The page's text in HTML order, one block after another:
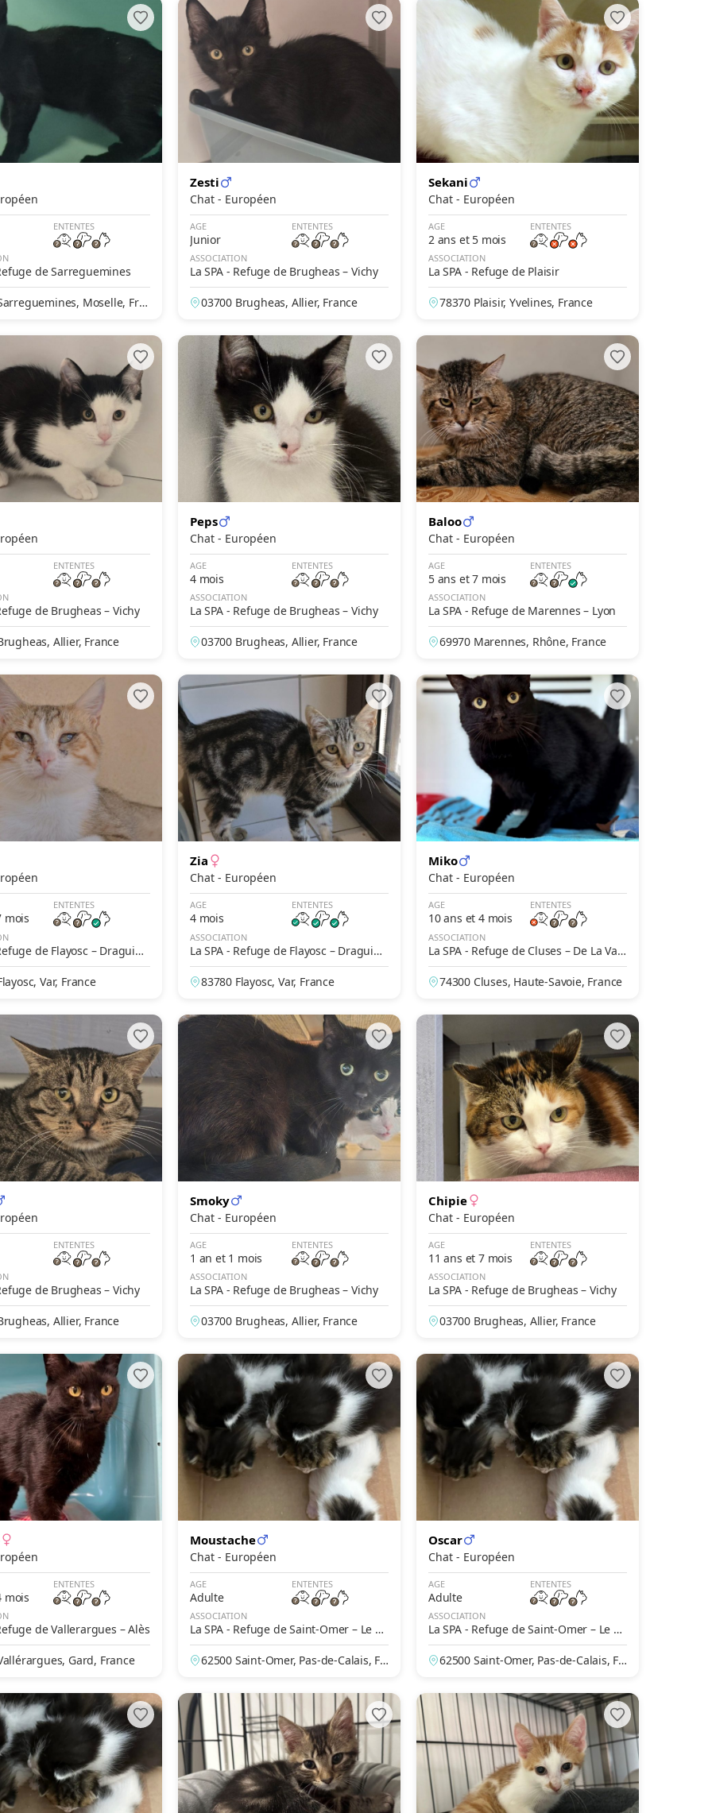
Européen
ENTENTES
de Sarreguemines
Moselle, Fra
Zesti
Chat - Européen
AGE
Junior
ENTENTES
ASSOCIATION
La SPA - Refuge de Brugheas – Vichy
03700 Brugheas, Allier, France
Sekani
Chat - Européen
AGE
2 ans et 5 mois
ENTENTES
ASSOCIATION
La SPA - Refuge de Plaisir
78370 Plaisir, Yvelines, France
Européen
ENTENTES
de Brugheas – Vichy
Allier, France
Peps
Chat - Européen
AGE
4 mois
ENTENTES
ASSOCIATION
La SPA - Refuge de Brugheas – Vichy
03700 Brugheas, Allier, France
Baloo
Chat - Européen
AGE
5 ans et 7 mois
ENTENTES
ASSOCIATION
La SPA - Refuge de Marennes – Lyon
69970 Marennes, Rhône, France
Européen
mois
ENTENTES
de Flayosc – Draguign
Var, France
Zia
Chat - Européen
AGE
4 mois
ENTENTES
ASSOCIATION
La SPA - Refuge de Flayosc – Draguign
an
83780 Flayosc, Var, France
Miko
Chat - Européen
AGE
10 ans et 4 mois
ENTENTES
ASSOCIATION
La SPA - Refuge de Cluses – De La Vall
ée Blanche
74300 Cluses, Haute-Savoie, France
Européen
ENTENTES
de Brugheas – Vichy
Allier, France
Smoky
Chat - Européen
AGE
1 an et 1 mois
ENTENTES
ASSOCIATION
La SPA - Refuge de Brugheas – Vichy
03700 Brugheas, Allier, France
Chipie
Chat - Européen
AGE
11 ans et 7 mois
ENTENTES
ASSOCIATION
La SPA - Refuge de Brugheas – Vichy
03700 Brugheas, Allier, France
Européen
mois
ENTENTES
de Vallerargues – Alès
Gard, France
Moustache
Chat - Européen
AGE
Adulte
ENTENTES
ASSOCIATION
La SPA - Refuge de Saint-Omer – Le Br
ockus
62500 Saint-Omer, Pas-de-Calais, Fr
Oscar
Chat - Européen
AGE
Adulte
ENTENTES
ASSOCIATION
La SPA - Refuge de Saint-Omer – Le Br
ockus
62500 Saint-Omer, Pas-de-Calais, Fr